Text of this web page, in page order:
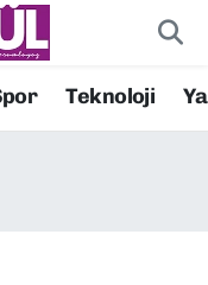
Teknoloji
Fikstür